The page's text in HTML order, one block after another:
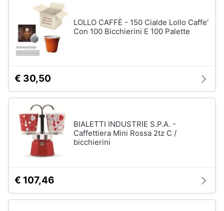
LOLLO CAFFÈ - 150 Cialde Lollo Caffe'
Con 100 Bicchierini E 100 Palette
€ 30,50
BIALETTI INDUSTRIE S.P.A. -
Caffettiera Mini Rossa 2tz C /
bicchierini
€ 107,46